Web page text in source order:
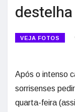
VEJA FOTOS
Após o intenso
sorrisenses
quarta-feira